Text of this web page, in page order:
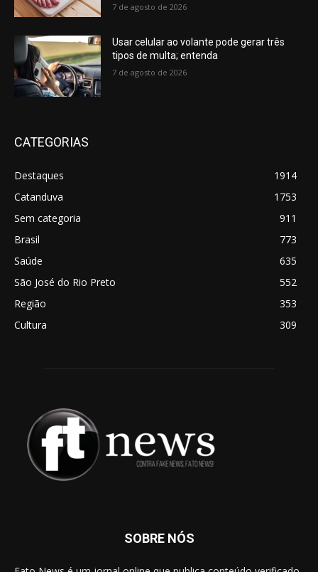
7 de agosto de 2026
Usar celular ao volante pode gerar três
tipos de multa; entenda
7 de agosto de 2026
CATEGORIAS
Destaques
1914
Catanduva
1753
Sem categoria
911
Brasil
773
Saúde
635
São José do Rio Preto
552
Região
353
Cultura
309
SOBRE NÓS